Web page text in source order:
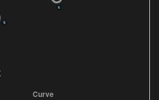
Curve